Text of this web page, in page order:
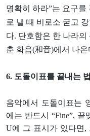
명확히 하라”는 요구를
로 낼 때 비로소 굳고
다. 단호함은 한 나라
춘 화음(和音)에서 나온
6. 도돌이표를 끝내는 법
음악에서 도돌이표는
에는 반드시 “Fine”,
U에 그 표시가 있다면,